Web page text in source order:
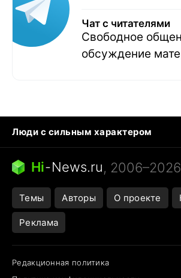
Чат с читателями
Свободное
обсуждение
Люди с сильным характером
Кошка писает на кровать
Тунцы
Ядовитые пауки России
Города в ядерной войне
Открытие в Google Maps
Hi-News.ru, 2006–2026
Темы Авторы О проекте
Реклама
Редакционная политика